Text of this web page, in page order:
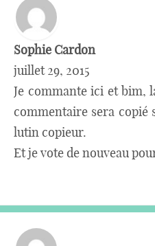
Sophie Cardon
juillet 29, 2015
Je commante ici et bim,
commentaire sera copié
lutin copieur.
Et je vote de nouveau